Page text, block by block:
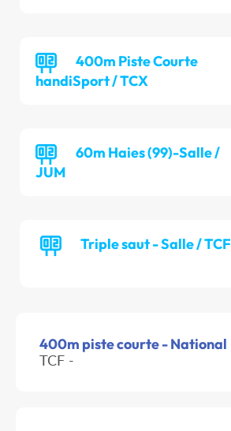
400m Piste Courte
handiSport / TCX
60m Haies (99)-Salle /
JUM
Triple saut - Salle / TCF
400m piste courte - National
TCF -